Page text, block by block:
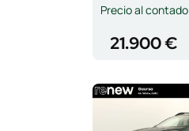
Precio al contado
21.900 €